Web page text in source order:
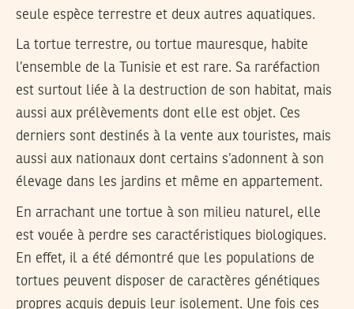
seule espèce terrestre et deux autres aquatiques.
La tortue terrestre, ou tortue mauresque, habite
l’ensemble de la Tunisie et est rare. Sa raréfaction
est surtout liée à la destruction de son habitat, mais
aussi aux prélèvements dont elle est objet. Ces
derniers sont destinés à la vente aux touristes, mais
aussi aux nationaux dont certains s’adonnent à son
élevage dans les jardins et même en appartement.
En arrachant une tortue à son milieu naturel, elle
est vouée à perdre ses caractéristiques biologiques.
En effet, il a été démontré que les populations de
tortues peuvent disposer de caractères génétiques
propres acquis depuis leur isolement. Une fois ces